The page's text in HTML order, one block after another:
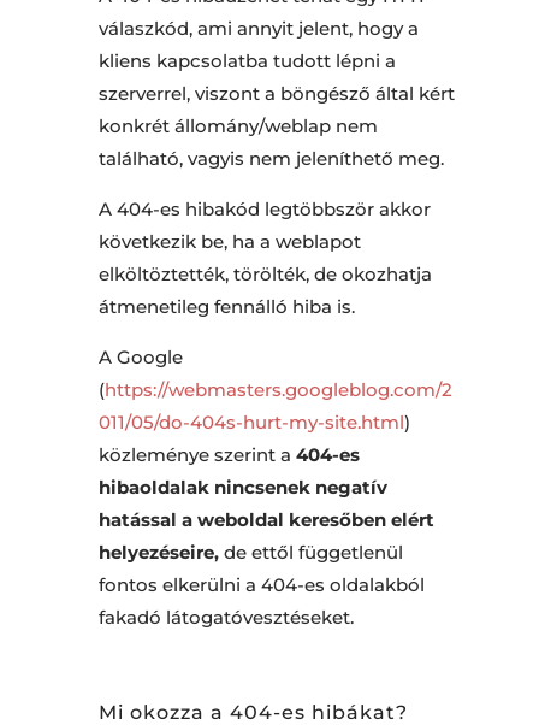
válaszkód, ami annyit jelent, hogy a
kliens kapcsolatba tudott lépni a
szerverrel, viszont a böngésző által kért
konkrét állomány/weblap nem
található, vagyis nem jeleníthető meg.
A 404-es hibakód legtöbbször akkor
következik be, ha a weblapot
elköltöztették, törölték, de okozhatja
átmenetileg fennálló hiba is.
A Google
(https://webmasters.googleblog.com/2
011/05/do-404s-hurt-my-site.html)
közleménye szerint a 404-es
hibaoldalak nincsenek negatív
hatással a weboldal keresőben elért
helyezéseire,de ettől függetlenül
fontos elkerülni a 404-es oldalakból
fakadó látogatóvesztéseket.
Mi okozza a 404-es hibákat?